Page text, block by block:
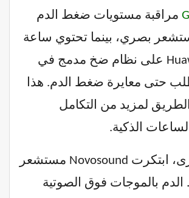
مراقبة مستويات ضغط الدم
بصري، بينما تحتوي ساعة
Huawei Watch D على نظام ضخ مدمج في
حتى معايرة ضغط الدم. هذا
الطريق لمزيد من التكامل
الذكية.
من ناحية أخرى، ابتكرت Novosound مستشعر
بالموجات فوق الصوتية